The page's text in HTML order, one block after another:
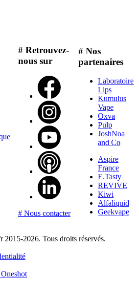
# Retrouvez-
nous sur
# Nous contacter
# Nos
partenaires
Laboratoire
Lips
Kumulus
Vape
Oxva
Pulp
JoshNoa
and Co
Aspire
France
E.Tasty
REVIVE
Kiwi
Alfaliquid
Geekvape
2026. Tous droits réservés.